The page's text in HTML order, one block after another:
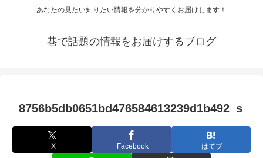
あなたの見たい知りたい情報を分かりやすくお届けします！
巷で話題の情報をお届けするブログ
8756b5db0651bd476584613239d1b492_s
X Facebook はてブ